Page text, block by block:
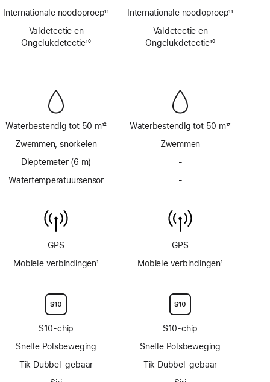
noodmelding
via
satelliet
Internationale noodoproep11
Valdetectie en
Ongelukdetectie10
-
Waterbestendig tot 50 m12
Zwemmen, snorkelen
Dieptemeter (6 m)
Watertemperatuursensor
GPS
Mobiele verbindingen1
S10‑chip
Snelle Polsbeweging
Tik Dubbel-gebaar
noodmelding
via
satelliet
Internationale noodoproep11
Valdetectie en
Ongelukdetectie10
-
Waterbestendig tot 50 m17
Zwemmen
-
-
GPS
Mobiele verbindingen1
S10‑chip
Snelle Polsbeweging
Tik Dubbel-gebaar